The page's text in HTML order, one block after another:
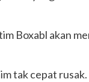
Boxabl akan
tak cepat